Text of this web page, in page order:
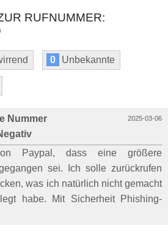
RUFNUMMER:
0 Unbekannte
2025-03-06
Nummer
Paypal, dass eine größere
sei. Ich solle zurückrufen
was ich natürlich nicht gemacht
habe. Mit Sicherheit Phishing-